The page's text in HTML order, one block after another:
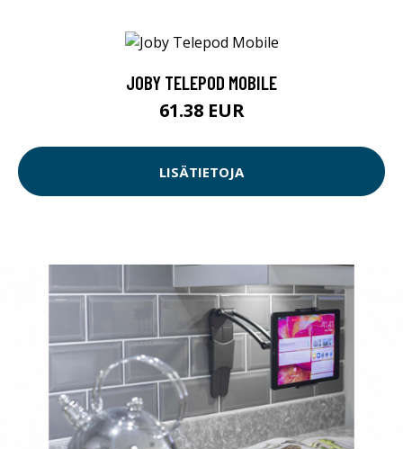
JOBY TELEPOD MOBILE
61.38 EUR
LISÄTIETOJA